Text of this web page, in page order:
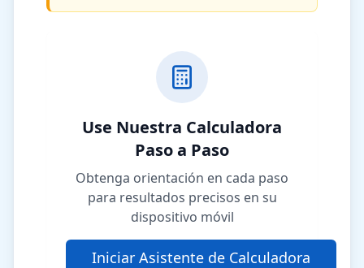
Use Nuestra Calculadora
Paso a Paso
Obtenga orientación en cada paso
para resultados precisos en su
dispositivo móvil
Iniciar Asistente de Calculadora